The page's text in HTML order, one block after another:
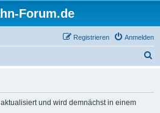
Forum.de
Anmelden
Registrieren
und wird demnächst in einem